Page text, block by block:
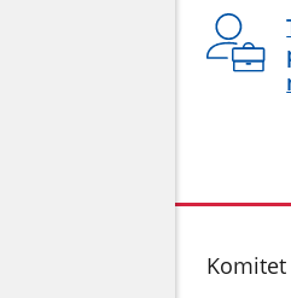
stopka
Komitet